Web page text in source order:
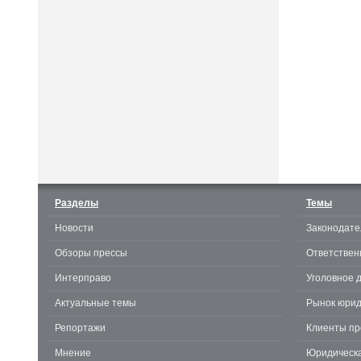
Разделы
Новости
Обзоры прессы
Интерправо
Актуальные темы
Репортажи
Мнение
Темы
Уголовное
Рынок
Клиенты